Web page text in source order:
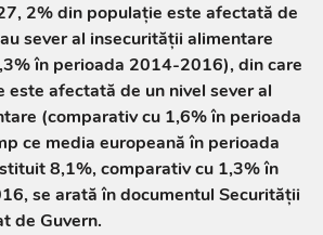
2% din populație este afectată de
sever al insecurității alimentare
în perioada 2014-2016), din care
afectată de un nivel sever al
(comparativ cu 1,6% în perioada
ce media europeană în perioada
8,1%, comparativ cu 1,3% în
se arată în documentul Securității
de Guvern.